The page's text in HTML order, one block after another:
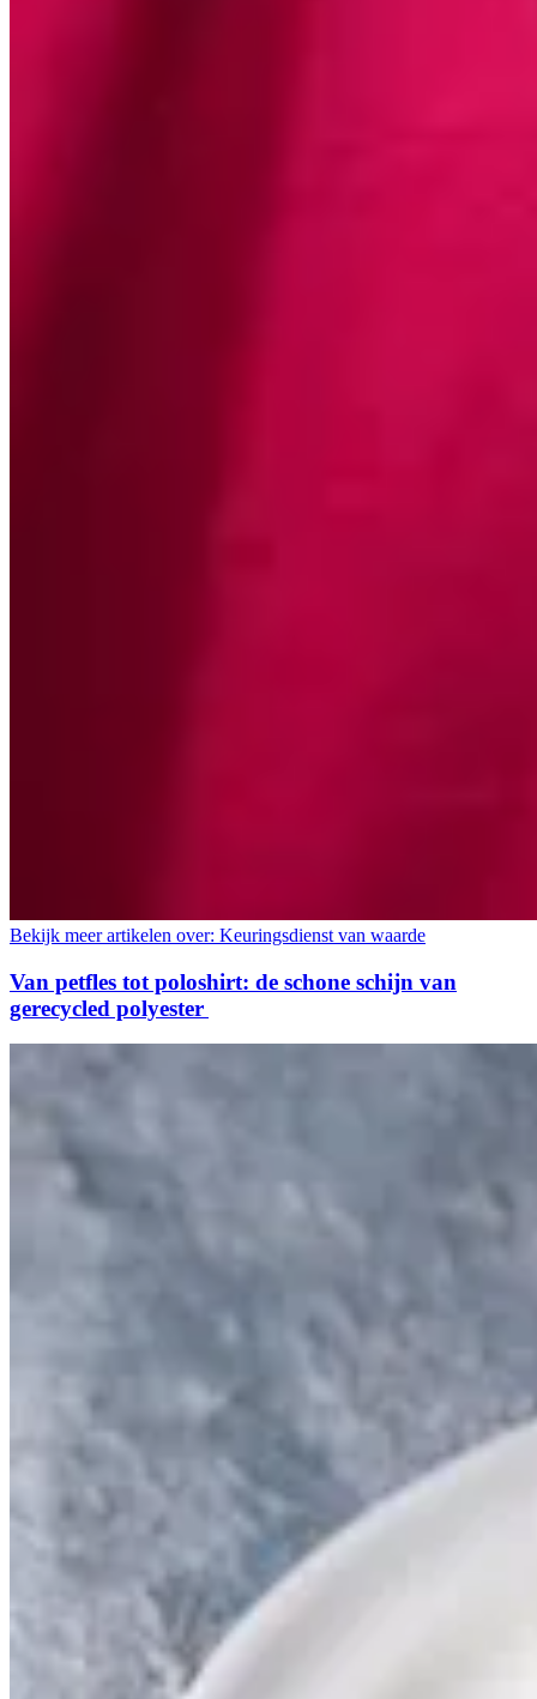
Bekijk meer artikelen over: Keuringsdienst van waarde
Van petfles tot poloshirt: de schone schijn van
gerecycled polyester